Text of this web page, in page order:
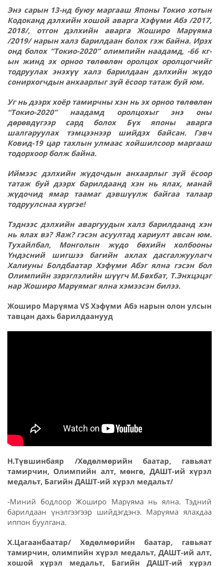
Энэ сарын 13-нд буюу маргааш Японы Токио хотын
Кодоканд дэлхийн хошой аварга Хэфүми Абэ /2017,
2018/, отгон дэлхийн аварга Жоширо Марүяма
/2019/ нарын халз барилдаан болох гэж байна. Ирэх
онд болох “Токио-2020” олимпийн наадамд, -66 кг-
ын жинд эх орноо төлөөлөн оролцох оролцогчийг
тодруулах энэхүү халз барилдаан дэлхийн жүдо
сонирхогчдын анхаарлыг зүй ёсоор татаж буй юм.
Уг нь дээрх хоёр тамирчны хэн нь эх орноо төлөөлөн
“Токио-2020” наадамд оролцохыг энэ оны
дөрөвдүгээр сард болох Бүх японы аварга
шалгаруулах тэмцээнээр шийдэх байсан. Гэвч
Ковид-19 цар тахлын улмаас хойшилсоор маргааш
тодорхоор болж байна.
Иймээс дэлхийн жүдочдын анхаарлыг зүй ёсоор
татаж буй дээрх барилдаанд хэн нь ялах, манай
жүдочид ямар таамаг дэвшүүлж байгаа талаар
тодруулснаа хүргэе!
Тэднээс дэлхийн аваргуудын халз барилдаанд хэн
нь ялах вэ? Яаж? гэсэн асуултад хариулт авсан юм.
Тухайлбал, Монголын жүдо бөхийн холбооны
Үндэсний шигшээ багийн ахлах дасгалжуулагч
Халиуны Болдбаатар Хэфүми Абэг ялна гэсэн бол
Олимпийн зэрэглэлийн шүүгч М.Бөхбат, Т.Энхцэцэг
нар Жоширо Марүямаг ялна хэмээсэн билээ.
Жоширо Марүяма VS Хэфүми Абэ нарын олон улсын
тавцан дахь барилдаанууд
Н.Түвшинбаяр /Хөдөлмөрийн баатар, гавьяат
тамирчин, Олимпийн алт, мөнгө, ДАШТ-ий хүрэл
медальт, Багийн ДАШТ-ий хүрэл медальт/
-Миний бодлоор Жоширо Марүяма нь ялна. Тэдний
барилдаан үнэлгээгээр шийдэгдэнэ. Марүяма ялахдаа
иппон буулгана.
Х.Цагаанбаатар/ Хөдөлмөрийн баатар, гавьяат
тамирчин, олимпийн хүрэл медальт, ДАШТ-ий алт,
хошой хүрэл медальт, Багийн ДАШТ-ий хүрэл